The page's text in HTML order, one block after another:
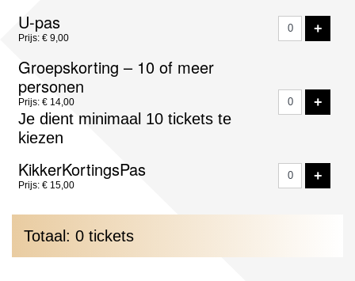
U-pas
Prijs: € 9,00
+
Groepskorting – 10 of meer
personen
Prijs: € 14,00
Je dient minimaal 10 tickets te
kiezen
+
KikkerKortingsPas
Prijs: € 15,00
+
Totaal: 0 tickets